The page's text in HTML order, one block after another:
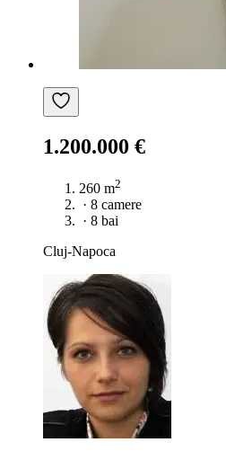
1.200.000 €
260 m2
· 8 camere
· 8 bai
Cluj-Napoca